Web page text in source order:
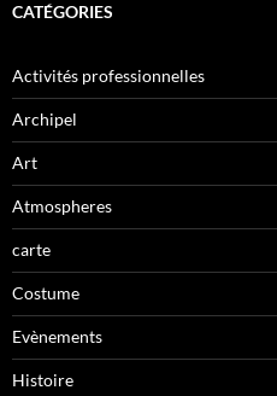
CATÉGORIES
Activités professionnelles
Archipel
Art
Atmospheres
carte
Costume
Evènements
Histoire